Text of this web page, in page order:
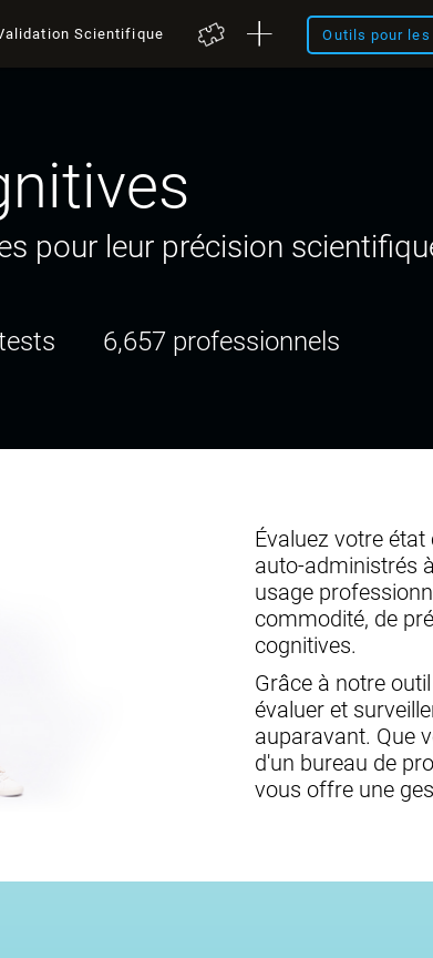
Scientifique Outils pour
pour leur précision
6,657 professionnels
Évaluez votre
auto-administrés
usage
commodité, de
cognitives.
Grâce à notre
évaluer et
auparavant. Que
d'un bureau de
vous offre une